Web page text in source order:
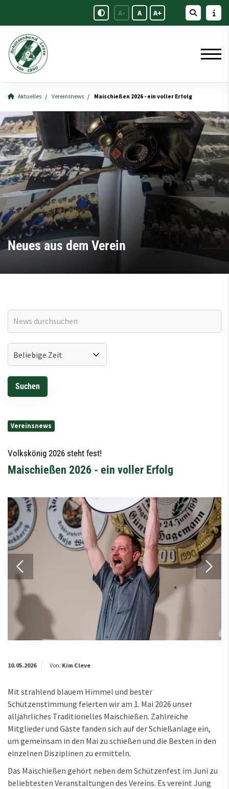
A- A A+
Aktuelles Vereinsnews Maischießen 2026 - ein voller Erfolg
Neues aus dem Verein
Vereinsnews
Volkskönig 2026 steht fest!
Maischießen 2026 - ein voller Erfolg
10.05.2026 Von: Kim Cleve
Mit strahlend blauem Himmel und bester
Schützenstimmung feierten wir am 1. Mai 2026 unser
alljährliches Traditionelles Maischießen. Zahlreiche
Mitglieder und Gäste fanden sich auf der Schießanlage ein,
um gemeinsam in den Mai zu schießen und die Besten in den
einzelnen Disziplinen zu ermitteln.
Das Maischießen gehört neben dem Schützenfest im Juni zu
beliebtesten Veranstaltungen des Vereins. Es vereint Jung